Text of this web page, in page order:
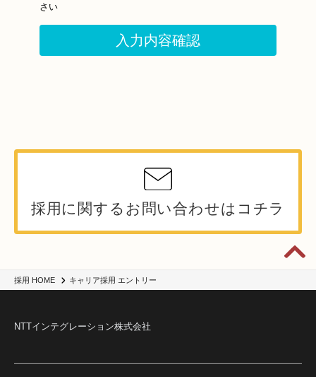
採用 HOME キャリア採用 エントリー
採用に関するお問い合わせはコチラ
NTTインテグレーション株式会社